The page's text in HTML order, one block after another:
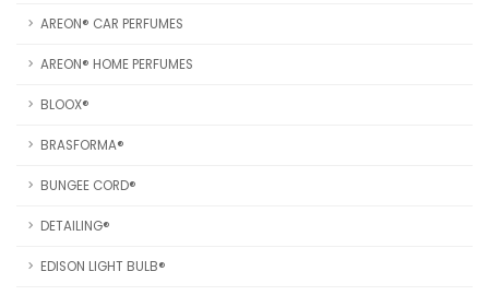
AREON® CAR PERFUMES
AREON® HOME PERFUMES
BLOOX®
BRASFORMA®
BUNGEE CORD®
DETAILING®
EDISON LIGHT BULB®